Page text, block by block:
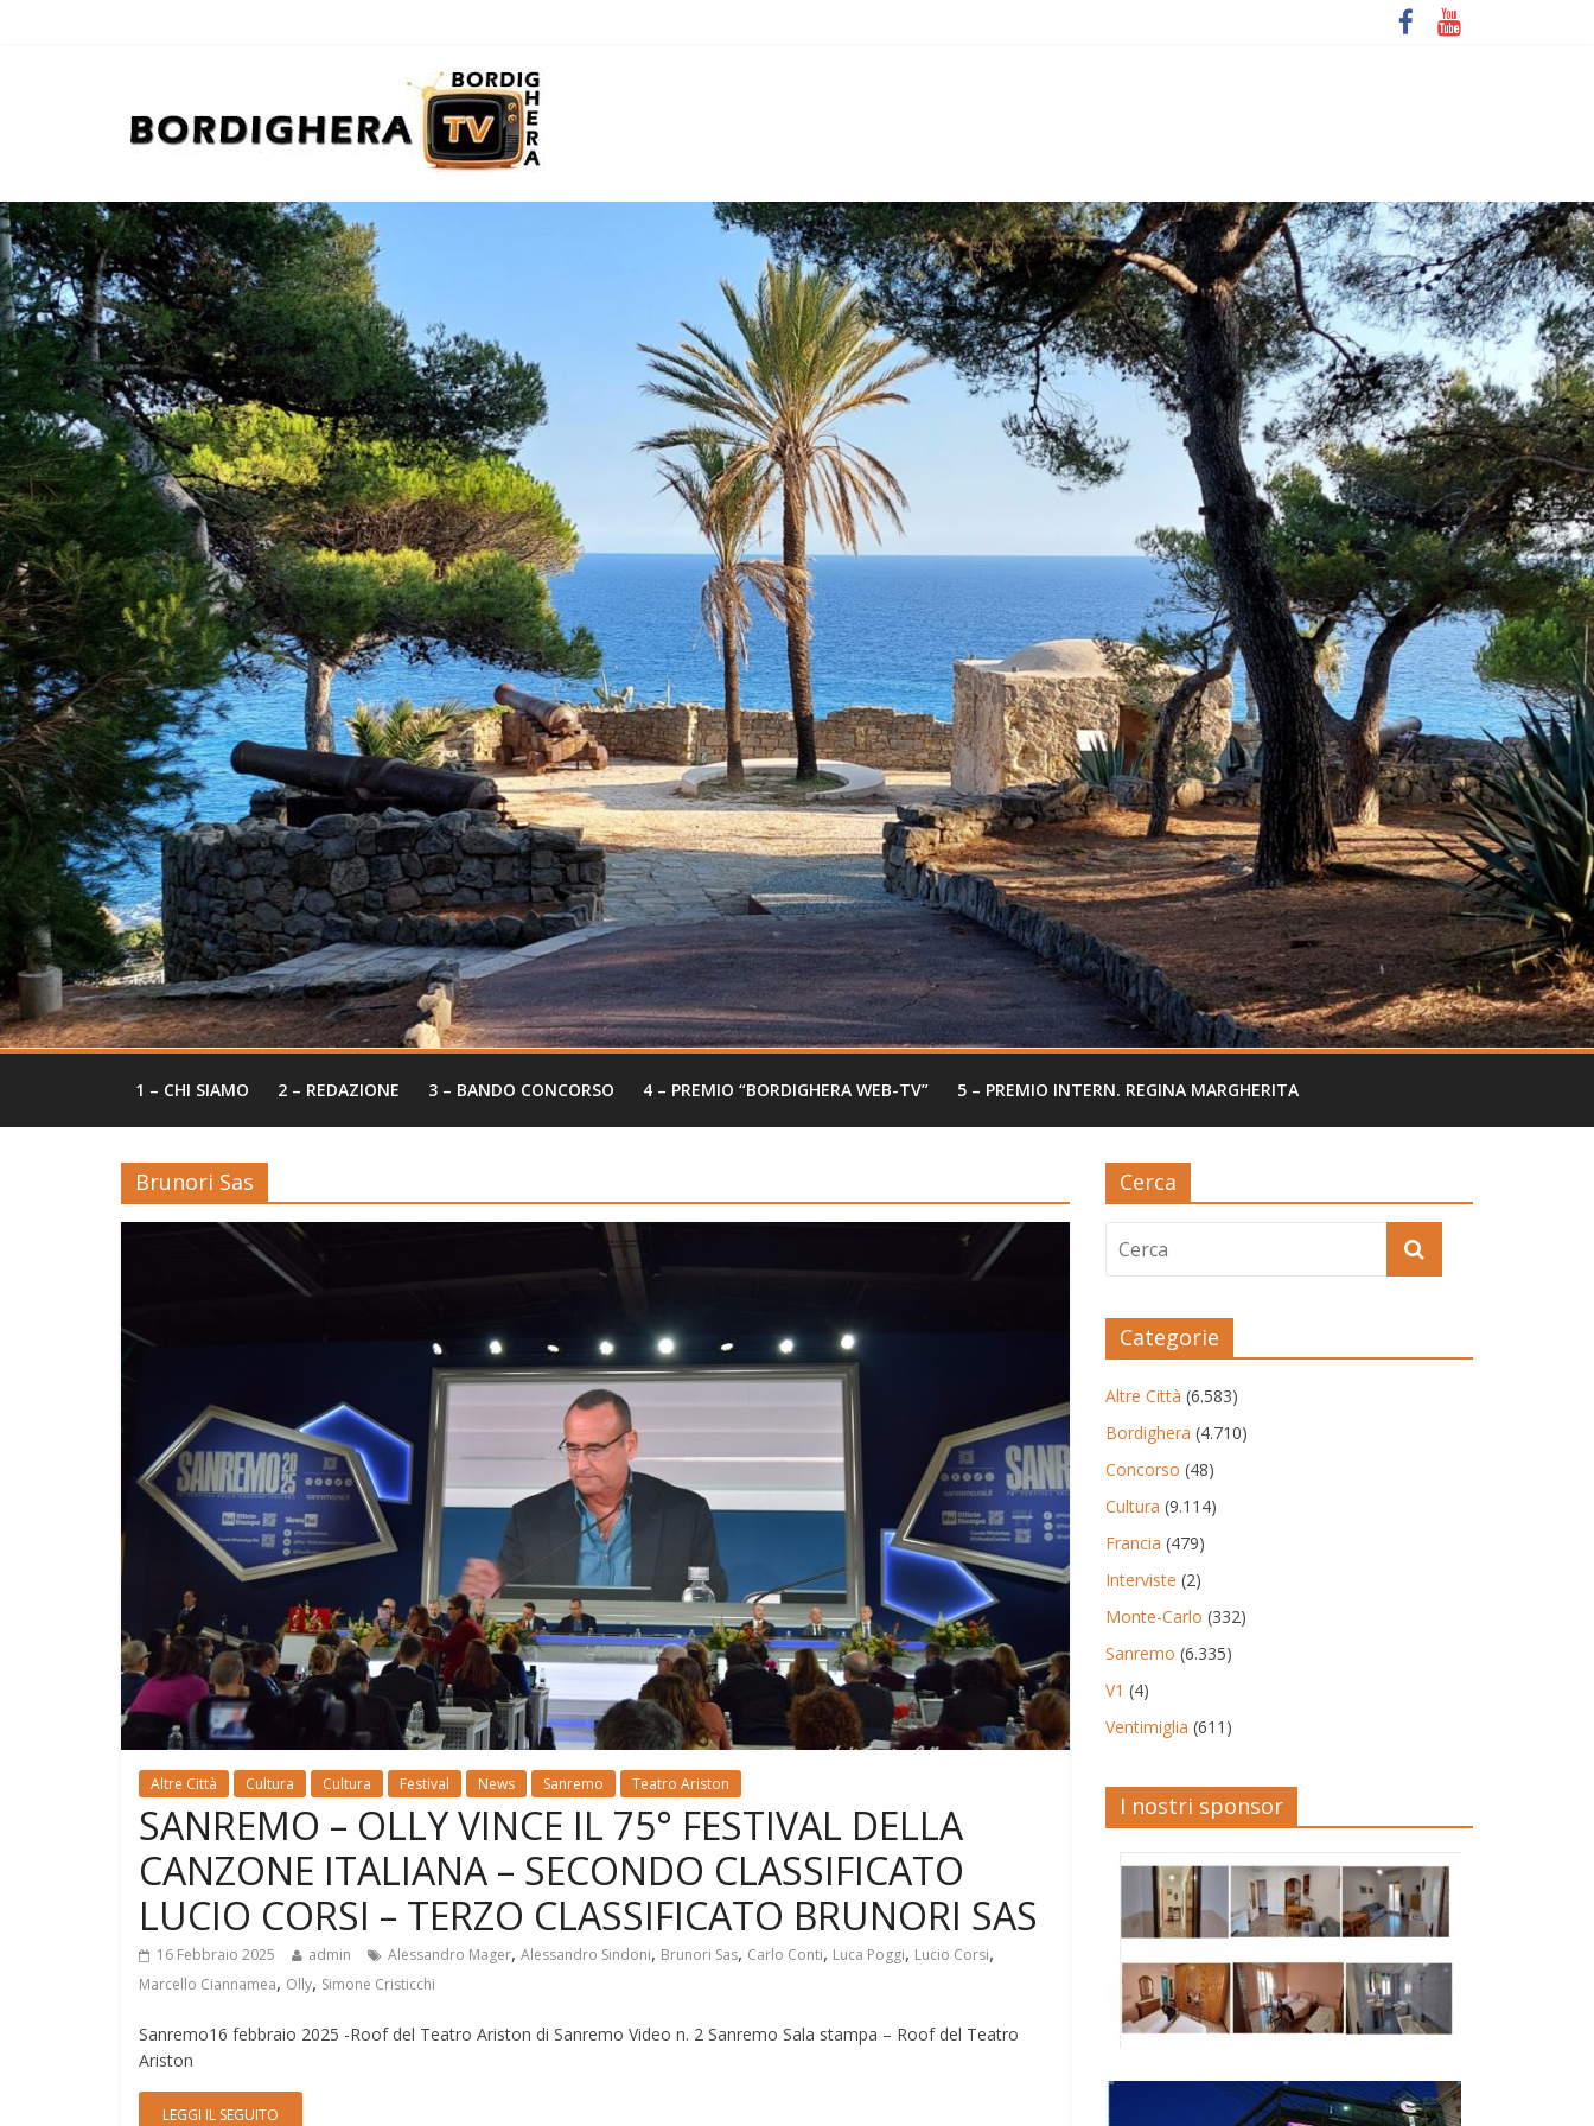
1 – CHI SIAMO 2 – REDAZIONE 3 – BANDO CONCORSO 4 – PREMIO “BORDIGHERA WEB-TV” 5 – PREMIO INTERN. REGINA MARGHERITA
Brunori Sas
Altre Città Cultura Cultura Festival News Sanremo Teatro Ariston
SANREMO – OLLY VINCE IL 75° FESTIVAL DELLA
CANZONE ITALIANA – SECONDO CLASSIFICATO
LUCIO CORSI – TERZO CLASSIFICATO BRUNORI SAS
16 Febbraio 2025 admin Alessandro Mager, Alessandro Sindoni, Brunori Sas, Carlo Conti, Luca Poggi, Lucio Corsi,
Marcello Ciannamea, Olly, Simone Cristicchi
Sanremo16 febbraio 2025 -Roof del Teatro Ariston di Sanremo Video n. 2 Sanremo Sala stampa – Roof del Teatro
Ariston
LEGGI IL SEGUITO
Cerca
Categorie
Altre Città (6.583)
Bordighera (4.710)
Concorso (48)
Cultura (9.114)
Francia (479)
Interviste (2)
Monte-Carlo (332)
Sanremo (6.335)
V1 (4)
Ventimiglia (611)
I nostri sponsor